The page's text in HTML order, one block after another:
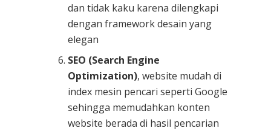
dan tidak kaku karena dilengkapi
dengan framework desain yang
elegan
SEO (Search Engine
Optimization), website mudah di
index mesin pencari seperti Google
sehingga memudahkan konten
website berada di hasil pencarian